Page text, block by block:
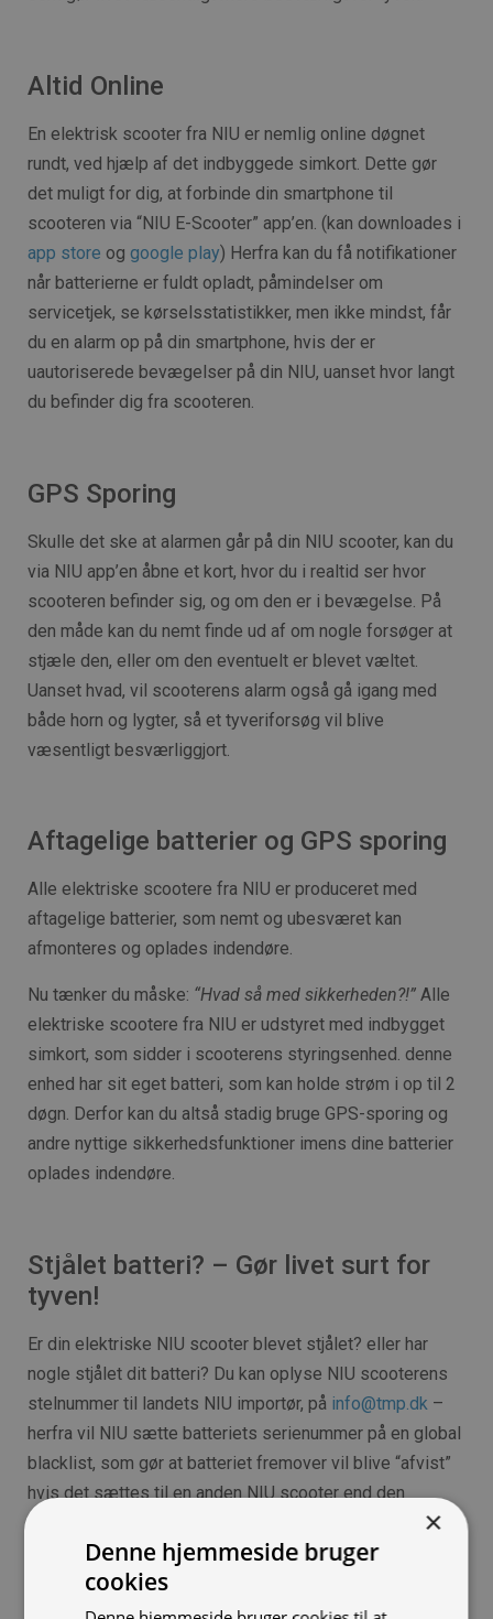
Altid Online
En elektrisk scooter fra NIU er nemlig online døgnet
rundt, ved hjælp af det indbyggede simkort. Dette gør
det muligt for dig, at forbinde din smartphone til
scooteren via “NIU E-Scooter” app’en. (kan downloades i
app store og google play) Herfra kan du få notifikationer
når batterierne er fuldt opladt, påmindelser om
servicetjek, se kørselsstatistikker, men ikke mindst, får
du en alarm op på din smartphone, hvis der er
uautoriserede bevægelser på din NIU, uanset hvor langt
du befinder dig fra scooteren.
GPS Sporing
Skulle det ske at alarmen går på din NIU scooter, kan du
via NIU app’en åbne et kort, hvor du i realtid ser hvor
scooteren befinder sig, og om den er i bevægelse. På
den måde kan du nemt finde ud af om nogle forsøger at
stjæle den, eller om den eventuelt er blevet væltet.
Uanset hvad, vil scooterens alarm også gå igang med
både horn og lygter, så et tyveriforsøg vil blive
væsentligt besværliggjort.
Aftagelige batterier og GPS sporing
Alle elektriske scootere fra NIU er produceret med
aftagelige batterier, som nemt og ubesværet kan
afmonteres og oplades indendøre.
Nu tænker du måske: “Hvad så med sikkerheden?!” Alle
elektriske scootere fra NIU er udstyret med indbygget
simkort, som sidder i scooterens styringsenhed. denne
enhed har sit eget batteri, som kan holde strøm i op til 2
døgn. Derfor kan du altså stadig bruge GPS-sporing og
andre nyttige sikkerhedsfunktioner imens dine batterier
oplades indendøre.
Stjålet batteri? – Gør livet surt for
tyven!
Er din elektriske NIU scooter blevet stjålet? eller har
nogle stjålet dit batteri? Du kan oplyse NIU scooterens
stelnummer til landets NIU importør, på info@tmp.dk –
herfra vil NIU sætte batteriets serienummer på en global
blacklist, som gør at batteriet fremover vil blive “afvist”
hvis det sættes til en anden NIU scooter end den
scooter som batteriet blev leveret med.
Hvis du skulle overveje at købe et nyt, eller et ekstra
batteri anbefaler vi, at du altid handler hos en
×
Denne hjemmeside bruger
cookies